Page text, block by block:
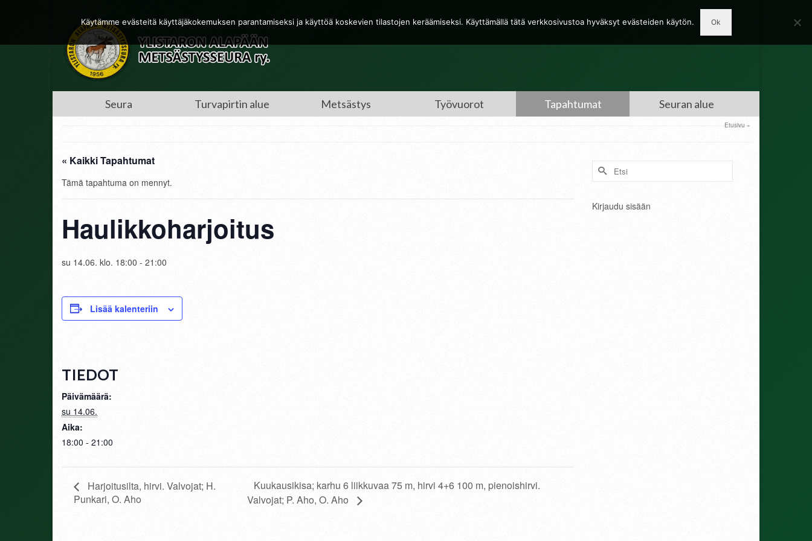
Seura Turvapirtin alue Metsästys Työvuorot Tapahtumat Seuran alue
Etusivu »
« Kaikki Tapahtumat
Tämä tapahtuma on mennyt.
Haulikkoharjoitus
su 14.06. klo. 18:00 - 21:00
Lisää kalenteriin
TIEDOT
Päivämäärä:
su 14.06.
Aika:
18:00 - 21:00
Harjoitusilta, hirvi. Valvojat; H.
Punkari, O. Aho
Kuukausikisa; karhu 6 liikkuvaa 75 m, hirvi 4+6 100 m, pienoishirvi.
Valvojat; P. Aho, O. Aho
Search
for:
Kirjaudu sisään
Käytämme evästeitä käyttäjäkokemuksen parantamiseksi ja käyttöä koskevien tilastojen keräämiseksi. Käyttämällä tätä verkkosivustoa hyväksyt evästeiden käytön. Ok